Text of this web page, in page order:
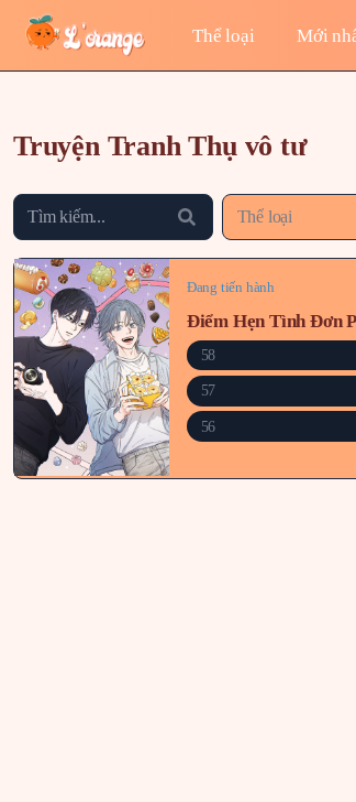
Thể loại Mới
Truyện Tranh Thụ vô tư
Thể loại
Đang tiến hành
Điểm Hẹn Tình Đơn
58
57
56